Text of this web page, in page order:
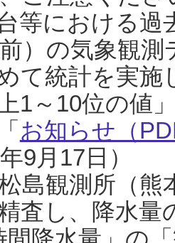
等における過
前）の気象観
て統計を実
1～10位の値
お知らせ（
9月17日）
島観測所（熊
査し、降水